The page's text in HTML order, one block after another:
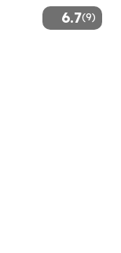
6.7(9)